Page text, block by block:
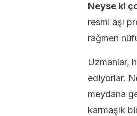
Neyse ki
resmi aşı
rağmen
Uzmanlar,
ediyorlar.
meydana
karmaşık